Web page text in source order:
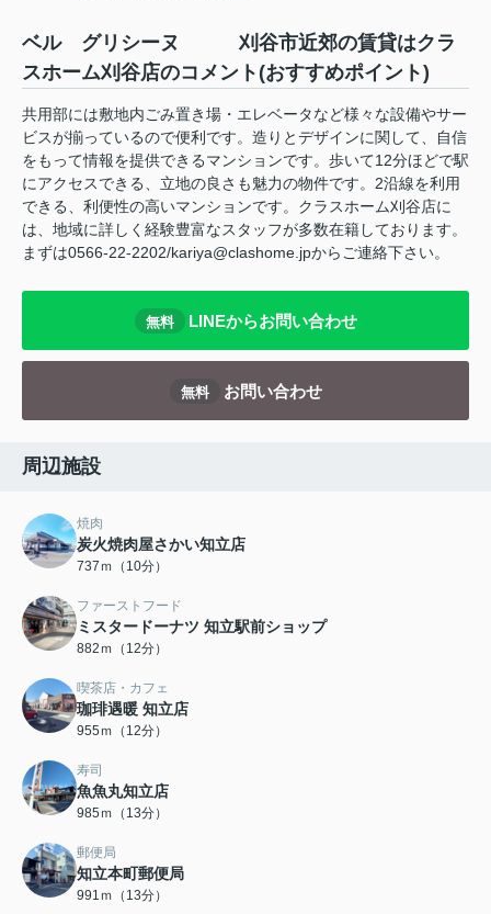
ベル グリシーヌ 刈谷市近郊の賃貸はクラ
スホーム刈谷店のコメント(おすすめポイント)
共用部には敷地内ごみ置き場・エレベータなど様々な設備やサー
ビスが揃っているので便利です。造りとデザインに関して、自信
をもって情報を提供できるマンションです。歩いて12分ほどで駅
にアクセスできる、立地の良さも魅力の物件です。2沿線を利用
できる、利便性の高いマンションです。クラスホーム刈谷店に
は、地域に詳しく経験豊富なスタッフが多数在籍しております。
まずは0566-22-2202/kariya@clashome.jpからご連絡下さい。
無料 LINEからお問い合わせ
無料 お問い合わせ
周辺施設
焼肉
炭火焼肉屋さかい知立店
737ｍ（10分）
ファーストフード
ミスタードーナツ 知立駅前ショップ
882ｍ（12分）
喫茶店・カフェ
珈琲遇暖 知立店
955ｍ（12分）
寿司
魚魚丸知立店
985ｍ（13分）
郵便局
知立本町郵便局
991ｍ（13分）